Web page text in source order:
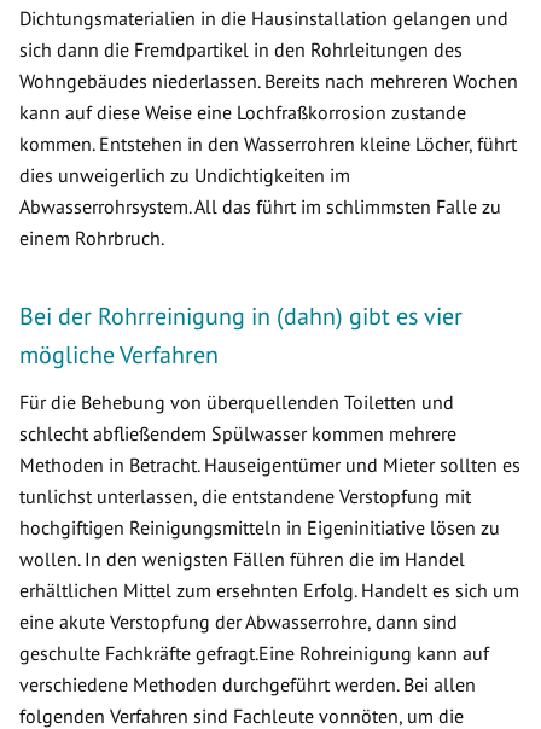
Dichtungsmaterialien in die Hausinstallation gelangen und
sich dann die Fremdpartikel in den Rohrleitungen des
Wohngebäudes niederlassen. Bereits nach mehreren Wochen
kann auf diese Weise eine Lochfraßkorrosion zustande
kommen. Entstehen in den Wasserrohren kleine Löcher, führt
dies unweigerlich zu Undichtigkeiten im
Abwasserrohrsystem. All das führt im schlimmsten Falle zu
einem Rohrbruch.
Bei der Rohrreinigung in (dahn) gibt es vier
mögliche Verfahren
Für die Behebung von überquellenden Toiletten und
schlecht abfließendem Spülwasser kommen mehrere
Methoden in Betracht. Hauseigentümer und Mieter sollten es
tunlichst unterlassen, die entstandene Verstopfung mit
hochgiftigen Reinigungsmitteln in Eigeninitiative lösen zu
wollen. In den wenigsten Fällen führen die im Handel
erhältlichen Mittel zum ersehnten Erfolg. Handelt es sich um
eine akute Verstopfung der Abwasserrohre, dann sind
geschulte Fachkräfte gefragt.Eine Rohreinigung kann auf
verschiedene Methoden durchgeführt werden. Bei allen
folgenden Verfahren sind Fachleute vonnöten, um die